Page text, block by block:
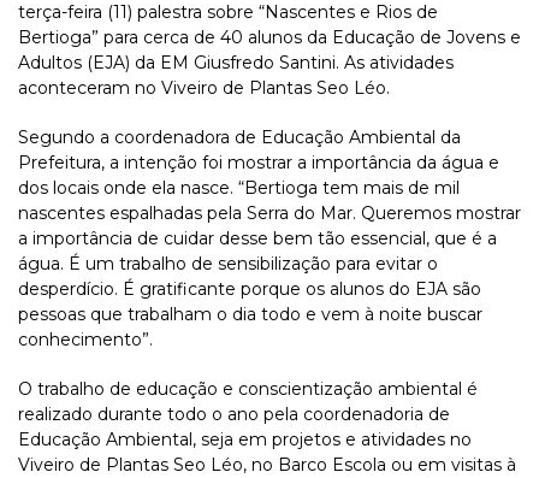
terça-feira (11) palestra sobre “Nascentes e Rios de
Bertioga” para cerca de 40 alunos da Educação de Jovens e
Adultos (EJA) da EM Giusfredo Santini. As atividades
aconteceram no Viveiro de Plantas Seo Léo.
Segundo a coordenadora de Educação Ambiental da
Prefeitura, a intenção foi mostrar a importância da água e
dos locais onde ela nasce. “Bertioga tem mais de mil
nascentes espalhadas pela Serra do Mar. Queremos mostrar
a importância de cuidar desse bem tão essencial, que é a
água. É um trabalho de sensibilização para evitar o
desperdício. É gratificante porque os alunos do EJA são
pessoas que trabalham o dia todo e vem à noite buscar
conhecimento”.
O trabalho de educação e conscientização ambiental é
realizado durante todo o ano pela coordenadoria de
Educação Ambiental, seja em projetos e atividades no
Viveiro de Plantas Seo Léo, no Barco Escola ou em visitas à